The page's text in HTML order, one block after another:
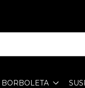
BORBOLETA